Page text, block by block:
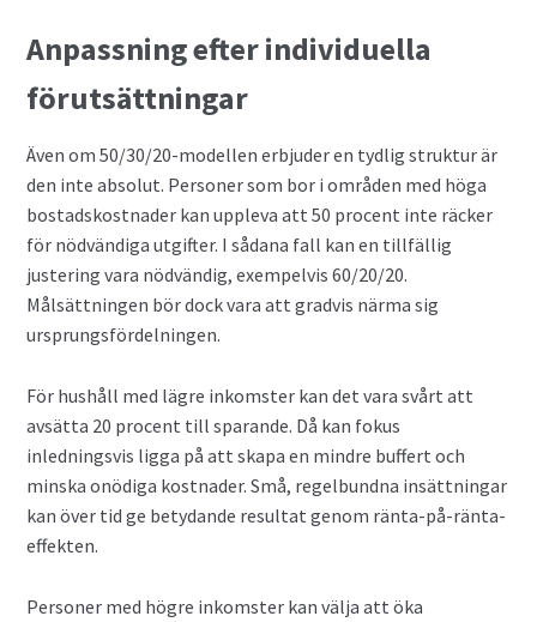
Anpassning efter individuella
förutsättningar
Även om 50/30/20-modellen erbjuder en tydlig struktur är
den inte absolut. Personer som bor i områden med höga
bostadskostnader kan uppleva att 50 procent inte räcker
för nödvändiga utgifter. I sådana fall kan en tillfällig
justering vara nödvändig, exempelvis 60/20/20.
Målsättningen bör dock vara att gradvis närma sig
ursprungsfördelningen.
För hushåll med lägre inkomster kan det vara svårt att
avsätta 20 procent till sparande. Då kan fokus
inledningsvis ligga på att skapa en mindre buffert och
minska onödiga kostnader. Små, regelbundna insättningar
kan över tid ge betydande resultat genom ränta-på-ränta-
effekten.
Personer med högre inkomster kan välja att öka